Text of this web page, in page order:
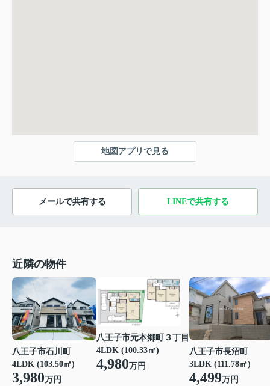
地図アプリで見る
メールで共有する LINEで共有する
近隣の物件
八王子市石川町
4LDK (103.50㎡)
3,980万円
八王子市元本郷町３丁目
4LDK (100.33㎡)
4,980万円
八王子市長沼町
3LDK (111.78㎡)
4,499万円